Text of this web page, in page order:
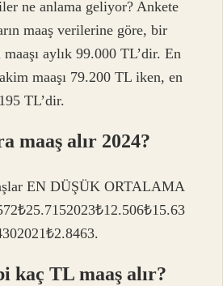
ne anlama geliyor? Ankete
maaş verilerine göre, bir
aylık 99.000 TL’dir. En
maaşı 79.200 TL iken, en
TL’dir.
maaş alır 2024?
EN DÜŞÜK ORTALAMA
kaç TL maaş alır?